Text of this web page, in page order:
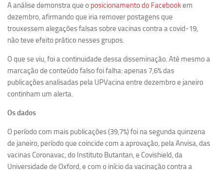
Professores Seniores Encerrados
Institucional
Equipe
Estrutura do polo
Espaço de Eventos
Projetos
Ciência com Pipoca
Ciência Por Elas
Pint of Science
A análise demonstra que o posicionamento do Facebookem
dezembro, afirmando que iria remover postagens que
trouxessem alegações falsas sobre vacinas contra a covid-19,
não teve efeito prático nesses grupos.
O que se viu, foi a continuidade dessa disseminação. Até mesmo a
marcação de conteúdo falso foi falha: apenas 7,6% das
publicações analisadas pela UPVacina entre dezembro e janeiro
continham um alerta.
Os dados
O período com mais publicações (39,7%) foi na segunda quinzena
de janeiro, período que coincide com a aprovação, pela Anvisa, das
vacinas Coronavac, do Instituto Butantan, e Covishield, da
Universidade de Oxford, e com o início da vacinação contra a